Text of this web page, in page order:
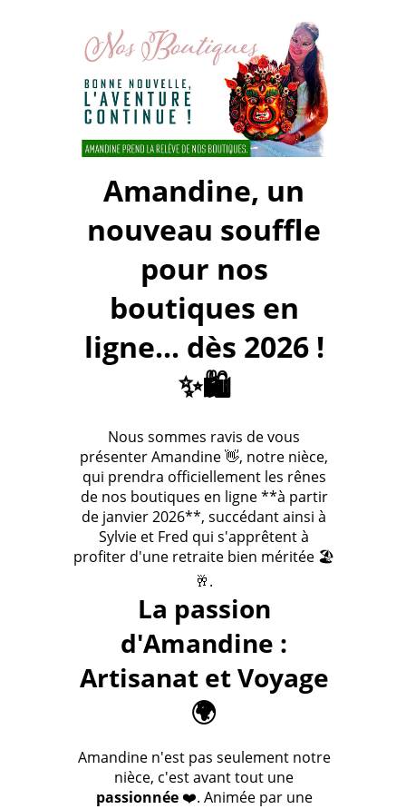
Amandine, un
nouveau souffle
pour nos
boutiques en
ligne... dès 2026 !
✨🛍️
Nous sommes ravis de vous
présenter Amandine 👋, notre nièce,
qui prendra officiellement les rênes
de nos boutiques en ligne **à partir
de janvier 2026**, succédant ainsi à
Sylvie et Fred qui s'apprêtent à
profiter d'une retraite bien méritée 🏖️
🥂.
La passion
d'Amandine :
Artisanat et Voyage
🌍
Amandine n'est pas seulement notre
nièce, c'est avant tout une
passionnée❤️. Animée par une